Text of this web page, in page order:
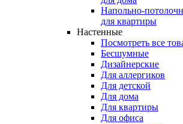
Напольно-
для квартиры
Настенные
Посмотреть все
Бесшумные
Дизайнерские
Для аллергиков
Для детской
Для дома
Для квартиры
Для офиса